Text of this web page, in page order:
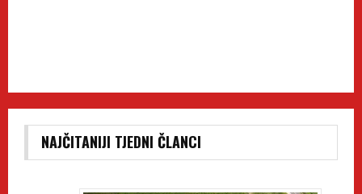
NAJČITANIJI TJEDNI ČLANCI